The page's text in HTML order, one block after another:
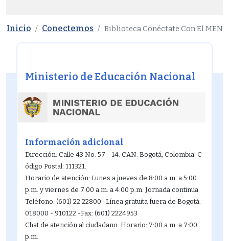
Inicio Conectemos Biblioteca Conéctate Con El MEN
Ministerio de Educación Nacional
Información adicional
Dirección: Calle 43 No. 57 - 14. CAN. Bogotá, Colombia. C
ódigo Postal: 111321.
Horario de atención: Lunes a jueves de 8:00 a.m. a 5:00
p.m. y viernes de 7:00 a.m. a 4:00 p.m. Jornada continua
Teléfono: (601) 22 22800 -Línea gratuita fuera de Bogotá:
018000 - 910122 -Fax: (601) 2224953
Chat de atención al ciudadano. Horario: 7:00 a.m. a 7:00
p.m.